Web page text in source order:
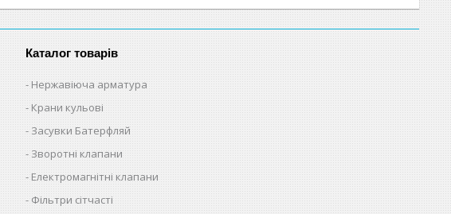
Каталог товарів
Нержавіюча арматура
Крани кульові
Засувки Батерфляй
Зворотні клапани
Електромагнітні клапани
Фільтри сітчасті